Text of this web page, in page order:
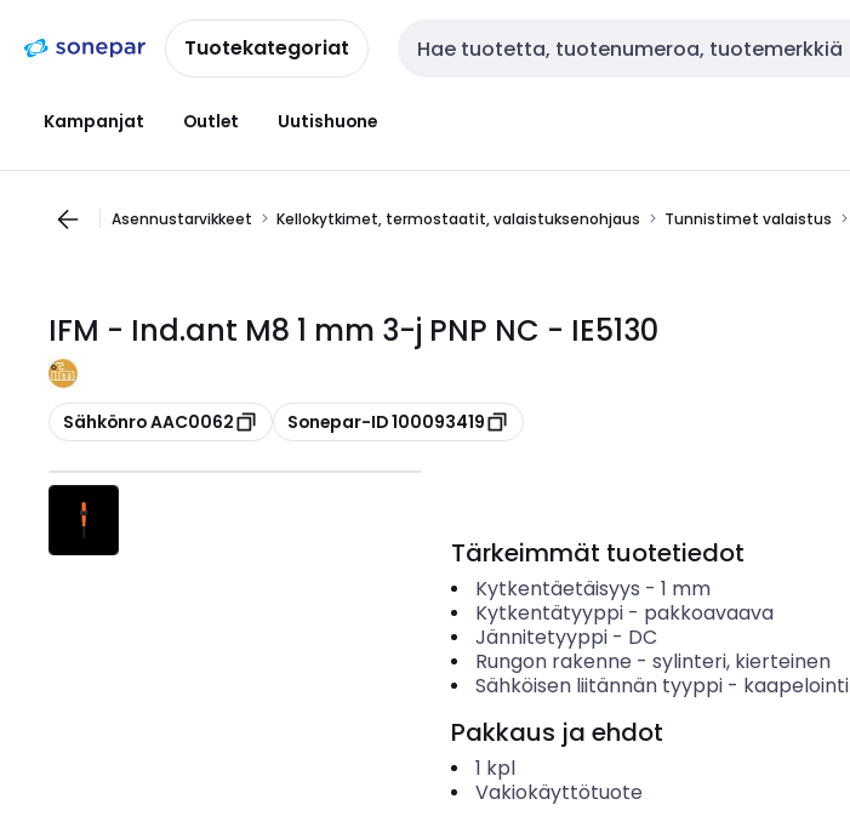
navigointiinsisältöönTuotekategoriat Haku
Kampanjat Outlet Uutishuone
Asennustarvikkeet Kellokytkimet, termostaatit, valaistuksenohjaus Tunnistimet valaistus
IFM - Ind.ant M8 1 mm 3-j PNP NC - IE5130
Kopioi
Sähkönro AAC0062 Kopioi
Sonepar-ID 100093419
Tärkeimmät tuotetiedot
Kytkentäetäisyys - 1 mm
Kytkentätyyppi- pakkoavaava
Jännitetyyppi- DC
Rungon rakenne - sylinteri, kierteinen
Sähköisen liitännän tyyppi- kaapelointi
Pakkaus ja ehdot
1 kpl
Vakiokäyttötuote